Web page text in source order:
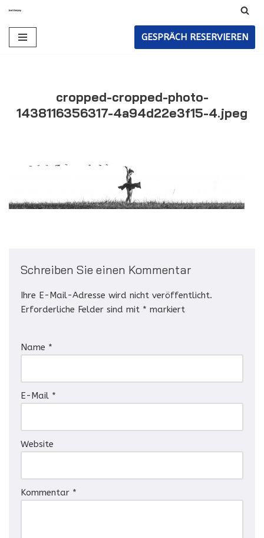
Zum
Inhalt
GESPRÄCH RESERVIEREN
cropped-cropped-photo-
1438116356317-4a94d22e3f15-4.jpeg
Schreiben Sie einen Kommentar
Ihre E-Mail-Adresse wird nicht veröffentlicht.
Erforderliche Felder sind mit * markiert
Name *
E-Mail *
Website
Kommentar *